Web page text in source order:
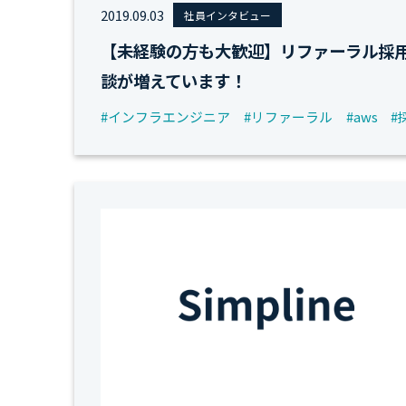
2019.09.03 社員インタビュー
【未経験の方も大歓迎】リファーラル採
談が増えています！
#インフラエンジニア #リファーラル #aws #